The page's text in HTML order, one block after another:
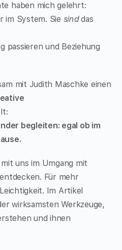
haben mich gelehrt:
im System. Sie sinddas
passieren und Beziehung
mit Judith Maschke einen
begleiten: egal ob im
uns im Umgang mit
Für mehr
Im Artikel
wirksamsten Werkzeuge,
und ihnen